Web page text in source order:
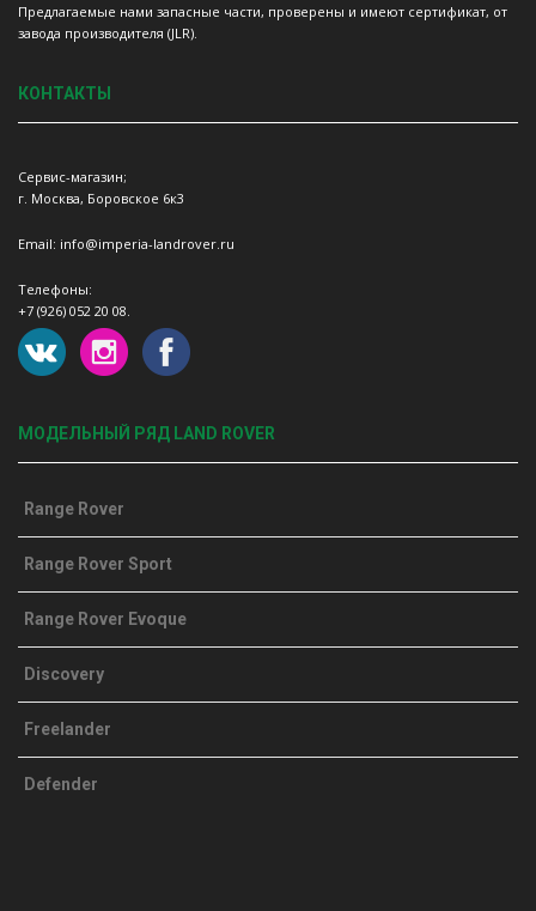
Предлагаемые нами запасные части, проверены и имеют сертификат, от
завода производителя (JLR).
КОНТАКТЫ
Сервис-магазин;
г. Москва, Боровское 6к3
Email: info@imperia-landrover.ru
Телефоны:
+7 (926) 052 20 08.
МОДЕЛЬНЫЙ РЯД LAND ROVER
Range Rover
Range Rover Sport
Range Rover Evoque
Discovery
Freelander
Defender